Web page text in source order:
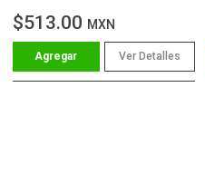
$513.00 MXN
Ver Detalles